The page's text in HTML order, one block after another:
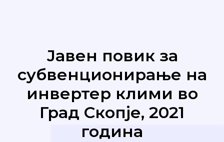
Јавен повик за
субвенционирање на
инвертер клими во
Град Скопје, 2021
година